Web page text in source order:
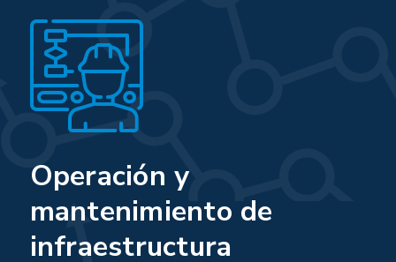
Operación y
mantenimiento de
infraestructura